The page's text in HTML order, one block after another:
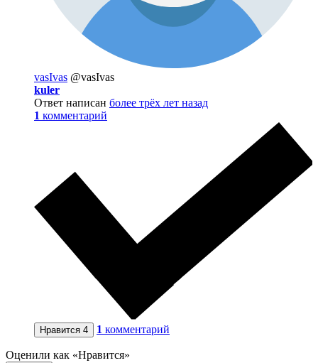
vasIvas @vasIvas
kuler
Ответ написан более трёх лет назад
1 комментарий
Нравится 4 1 комментарий
Оценили как «Нравится»